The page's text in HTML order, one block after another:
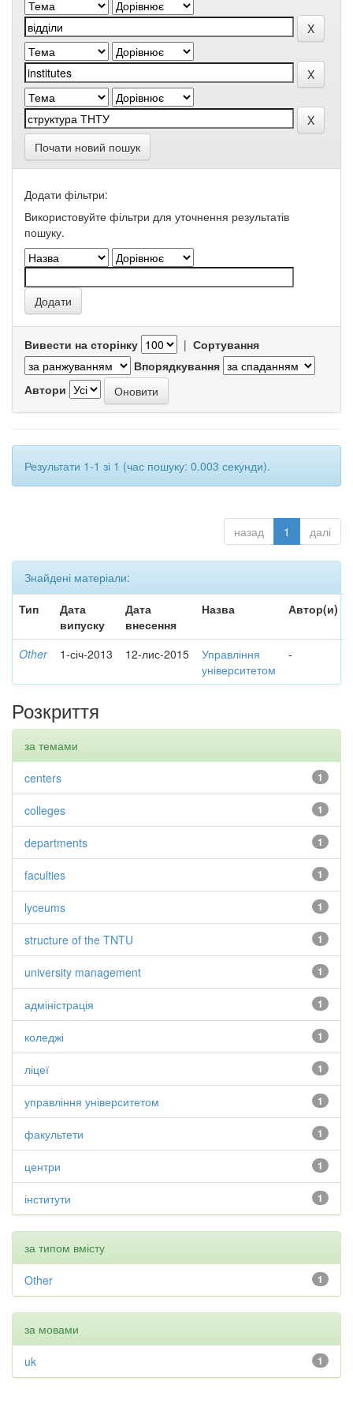
Почати новий пошук
Додати фільтри:
Використовуйте фільтри для уточнення результатів
пошуку.
Вивести на сторінку | Сортування
Впорядкування
Автори
Результати 1-1 зі 1 (час пошуку: 0.003 секунди).
назад 1 далі
Знайдені матеріали:
Тип
Дата
випуску
Дата
внесення
Назва Автор(и)
Other 1-січ-2013 12-лис-2015
Управління
університетом
-
Розкриття
за темами
1
centers
1
colleges
1
departments
1
faculties
1
lyceums
1
structure of the TNTU
1
university management
1
адміністрація
1
коледжі
1
ліцеї
1
управління університетом
1
факультети
1
центри
1
інститути
за типом вмісту
1
Other
за мовами
1
uk